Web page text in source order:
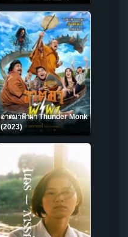
อาตมาฟ้าผ่า Thunder Monk
(2023)